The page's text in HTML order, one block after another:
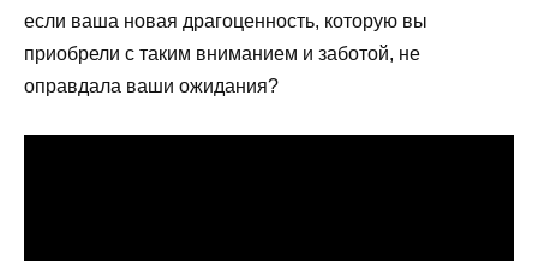
если ваша новая драгоценность, которую вы
приобрели с таким вниманием и заботой, не
оправдала ваши ожидания?